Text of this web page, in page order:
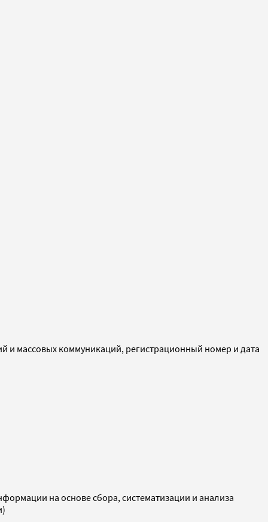
и массовых коммуникаций, регистрационный номер и дата
на основе сбора, систематизации и анализа